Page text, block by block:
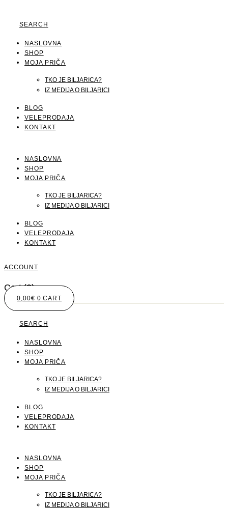
SEARCH
NASLOVNA
SHOP
MOJA PRIČA
TKO JE BILJARICA?
IZ MEDIJA O BILJARICI
BLOG
VELEPRODAJA
KONTAKT
NASLOVNA
SHOP
MOJA PRIČA
TKO JE BILJARICA?
IZ MEDIJA O BILJARICI
BLOG
VELEPRODAJA
KONTAKT
ACCOUNT
Cart (0)
0,00€ 0 CART
SEARCH
NASLOVNA
SHOP
MOJA PRIČA
TKO JE BILJARICA?
IZ MEDIJA O BILJARICI
BLOG
VELEPRODAJA
KONTAKT
NASLOVNA
SHOP
MOJA PRIČA
TKO JE BILJARICA?
IZ MEDIJA O BILJARICI